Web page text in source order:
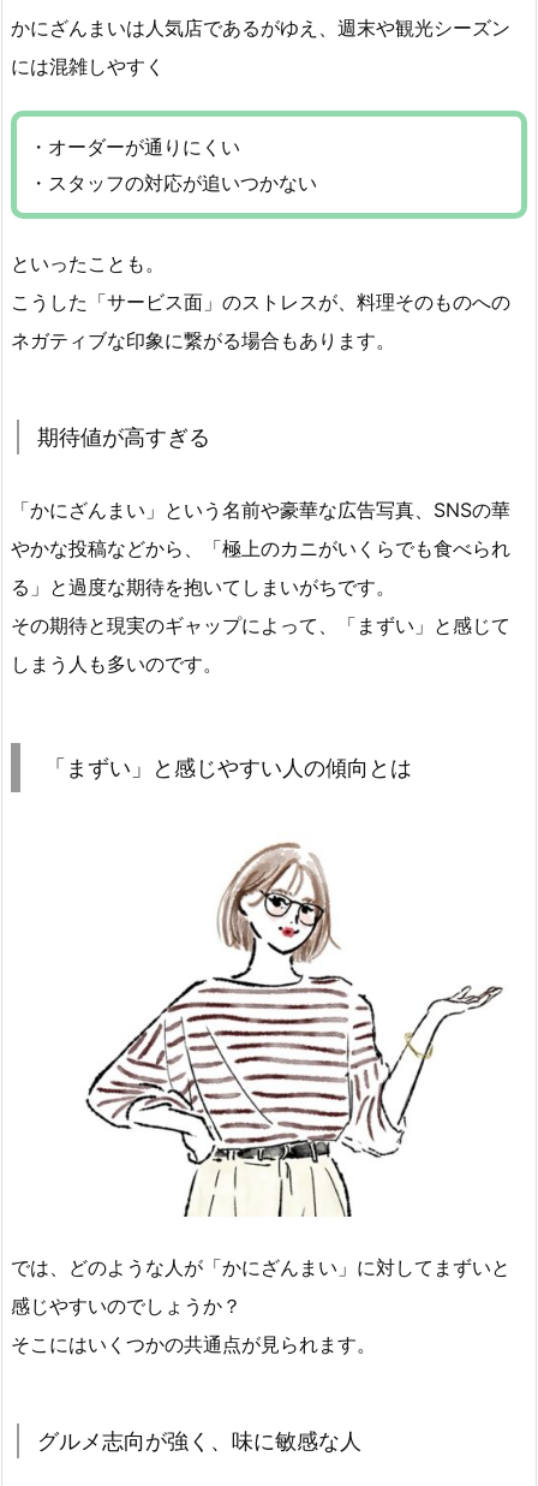
かにざんまいは人気店であるがゆえ、週末や観光シーズン
には混雑しやすく
・オーダーが通りにくい
・スタッフの対応が追いつかない
といったことも。
こうした「サービス面」のストレスが、料理そのものへの
ネガティブな印象に繋がる場合もあります。
期待値が高すぎる
「かにざんまい」という名前や豪華な広告写真、SNSの華
やかな投稿などから、「極上のカニがいくらでも食べられ
る」と過度な期待を抱いてしまいがちです。
その期待と現実のギャップによって、「まずい」と感じて
しまう人も多いのです。
「まずい」と感じやすい人の傾向とは
では、どのような人が「かにざんまい」に対してまずいと
感じやすいのでしょうか？
そこにはいくつかの共通点が見られます。
グルメ志向が強く、味に敏感な人